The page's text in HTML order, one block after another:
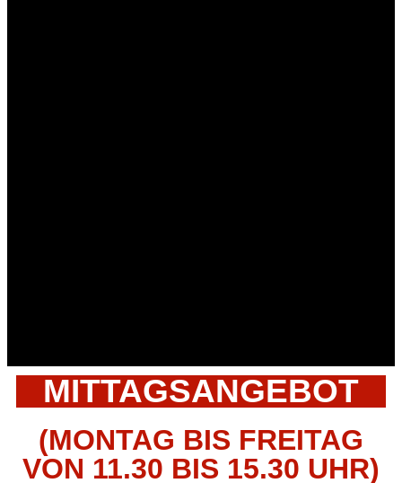
MITTAGSANGEBOT
(MONTAG BIS FREITAG
VON 11.30 BIS 15.30 UHR)